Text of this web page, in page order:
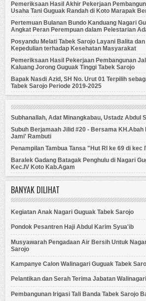
Pemeriksaan Hasil Akhir Pekerjaan
Usaha Tani Guguak Randah di Koto Marapak
Pertemuan Bulanan Bundo Kanduang Nagari
Angkat Peran Perempuan dalam Pelestarian
Posyandu Melati Tabek Sarojo Layani Balita
Kepedulian terhadap Kesehatan Masyarakat
Pemeriksaan Hasil Pekerjaan Pembangunan
Kaluang Jorong Guguak Tinggi Tabek Sarojo
Bapak Nasdi Azid, SH No. Urut 01 Terpilih
Tabek Sarojo Periode 2019-2025
Subhanallah, Adat Minangkabau, Ustadz Abdul
Subuh Berjamaah Jilid #20 - Bersama KH.Abah
Jami' Rambuti
Penampilan Tambua Tansa "Hut RI ke 69 di kec
Baralek Gadang Batagak Penghulu di Nagari
Kec.IV Koto Kab.Agam
BANYAK DILIHAT
Kegiatan Anak Nagari Guguak Tabek Sarojo
Pondok Pesantren Haji Abdul Karim Syua'ib
Musyawarah Pengadaan Air Bersih Untuk
Sarojo
Kampanye Calon Walinagari Guguak Tabek
Pelantikan dan Serah Terima Jabatan Walinagari
Pembangunan Irigasi Tali Banda Tabek Sarojo